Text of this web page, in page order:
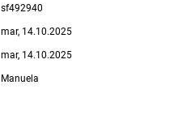
sf492940
mar, 14.10.2025
mar, 14.10.2025
Manuela